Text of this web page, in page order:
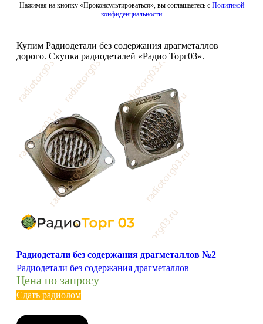
Нажимая на кнопку «Проконсультироваться», вы соглашаетесь с Политикой
конфиденциальности
Купим Радиодетали без содержания драгметаллов
дорого. Скупка радиодеталей «Радио Торг03».
Радиодетали без содержания драгметаллов №2
Радиодетали без содержания драгметаллов
Цена по запросу
Сдать радиолом